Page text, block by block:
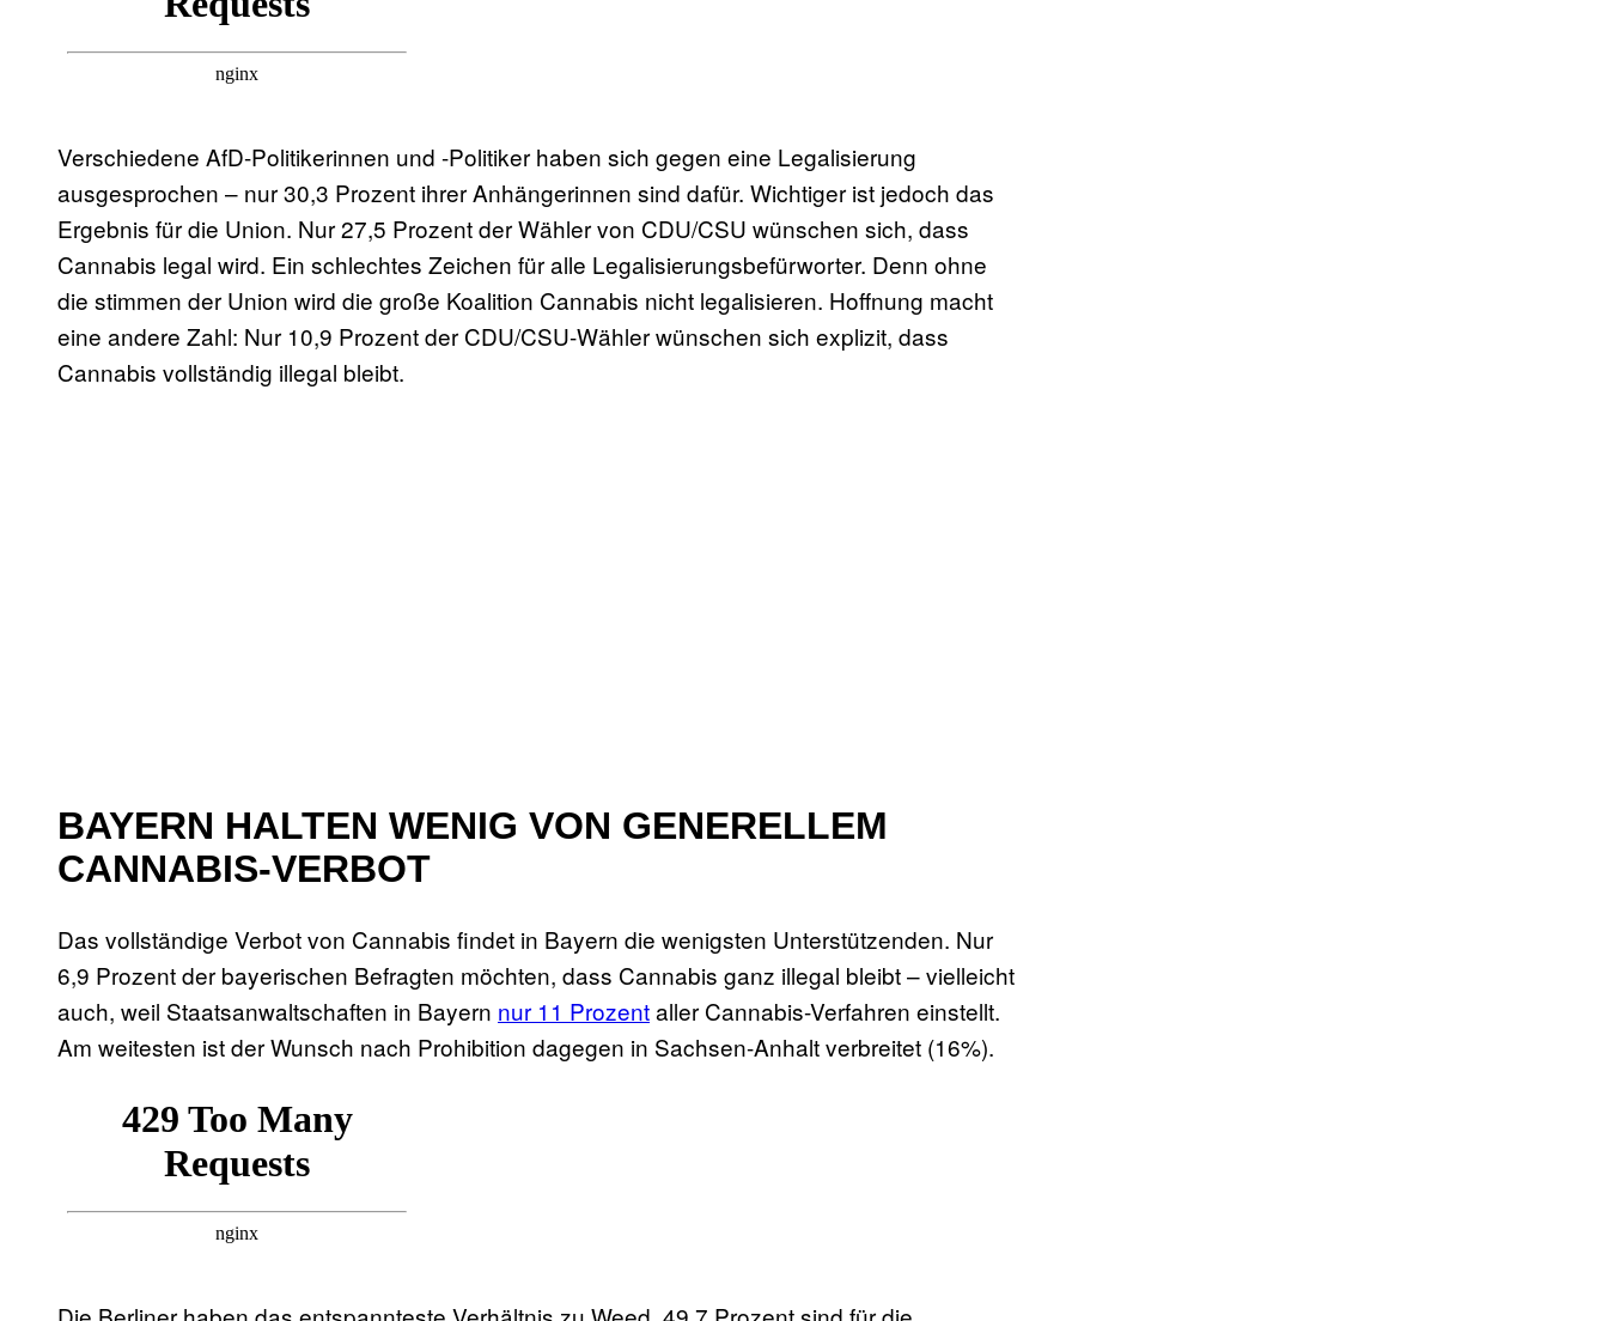
Verschiedene AfD-Politikerinnen und -Politiker haben sich gegen eine Legalisierung
ausgesprochen – nur 30,3 Prozent ihrer Anhängerinnen sind dafür. Wichtiger ist jedoch das
Ergebnis für die Union. Nur 27,5 Prozent der Wähler von CDU/CSU wünschen sich, dass
Cannabis legal wird. Ein schlechtes Zeichen für alle Legalisierungsbefürworter. Denn ohne
die stimmen der Union wird die große Koalition Cannabis nicht legalisieren. Hoffnung macht
eine andere Zahl: Nur 10,9 Prozent der CDU/CSU-Wähler wünschen sich explizit, dass
Cannabis vollständig illegal bleibt.
BAYERN HALTEN WENIG VON GENERELLEM
CANNABIS-VERBOT
Das vollständige Verbot von Cannabis findet in Bayern die wenigsten Unterstützenden. Nur
6,9 Prozent der bayerischen Befragten möchten, dass Cannabis ganz illegal bleibt – vielleicht
auch, weil Staatsanwaltschaften in Bayern nur 11 Prozentaller Cannabis-Verfahren einstellt.
Am weitesten ist der Wunsch nach Prohibition dagegen in Sachsen-Anhalt verbreitet (16%).